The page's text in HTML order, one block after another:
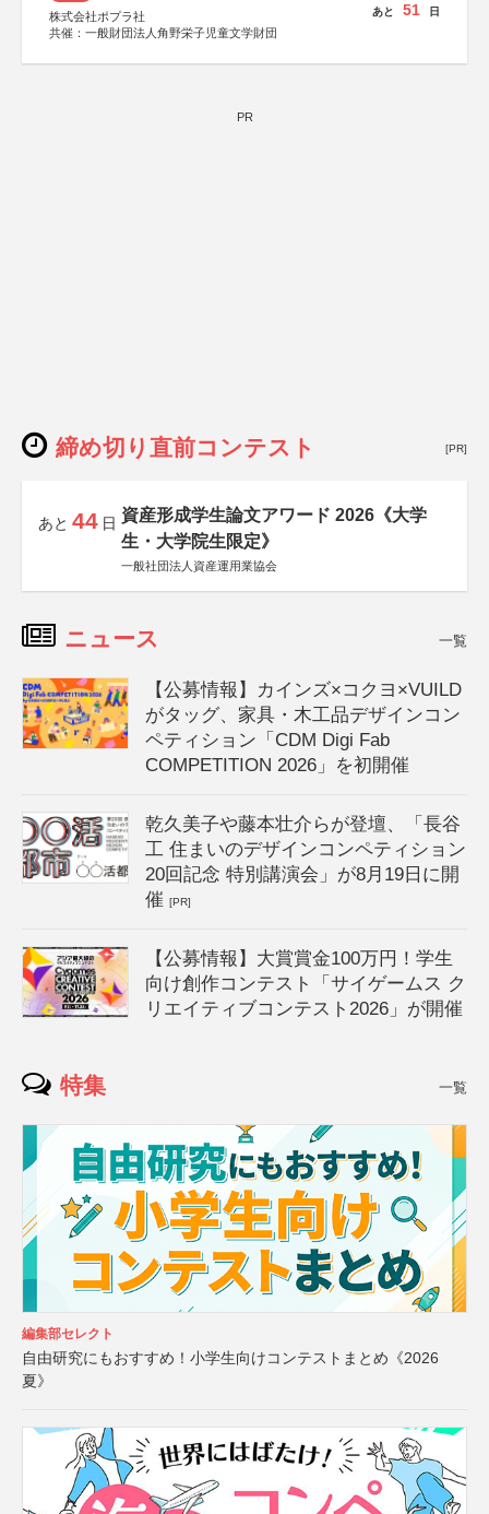
株式会社ポプラ社
共催：一般財団法人角野栄子児童文学財団
あと 51 日
PR
締め切り直前コンテスト [PR]
あと 44 日 資産形成学生論文アワード 2026《大学
生・大学院生限定》
一般社団法人資産運用業協会
ニュース 一覧
【公募情報】カインズ×コクヨ×VUILD
がタッグ、家具・木工品デザインコン
ペティション「CDM Digi Fab
COMPETITION 2026」を初開催
乾久美子や藤本壮介らが登壇、「長谷
工 住まいのデザインコンペティション
20回記念 特別講演会」が8月19日に開
催[PR]
【公募情報】大賞賞金100万円！学生
向け創作コンテスト「サイゲームス ク
リエイティブコンテスト2026」が開催
特集 一覧
編集部セレクト
自由研究にもおすすめ！小学生向けコンテストまとめ《2026
夏》